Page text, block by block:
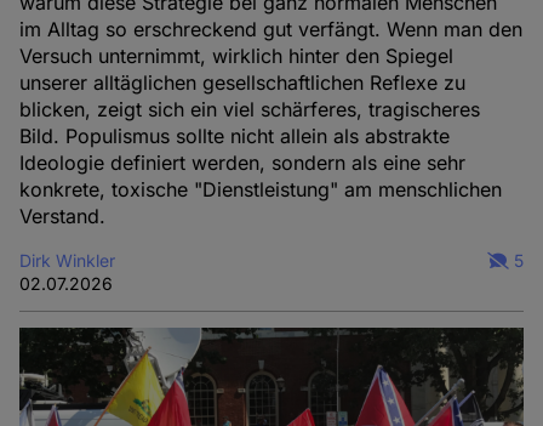
im Alltag so erschreckend gut verfängt. Wenn man den
Versuch unternimmt, wirklich hinter den Spiegel
unserer alltäglichen gesellschaftlichen Reflexe zu
blicken, zeigt sich ein viel schärferes, tragischeres
Bild. Populismus sollte nicht allein als abstrakte
Ideologie definiert werden, sondern als eine sehr
konkrete, toxische "Dienstleistung" am menschlichen
Verstand.
Dirk Winkler
02.07.2026
5